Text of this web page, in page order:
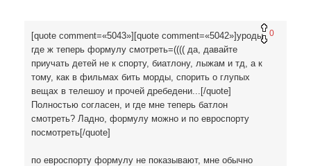
0
[quote comment=«5043»][quote comment=«5042»]уроды,
где ж теперь формулу смотреть=(((( да, давайте
приучать детей не к спорту, биатлону, лыжам и тд, а к
тому, как в фильмах бить морды, спорить о глупых
вещах в телешоу и прочей дребедени...[/quote]
Полностью согласен, и где мне теперь батлон
смотреть? Ладно, формулу можно и по евроспорту
посмотреть[/quote]
по евроспорту формулу не показывают, мне обычно